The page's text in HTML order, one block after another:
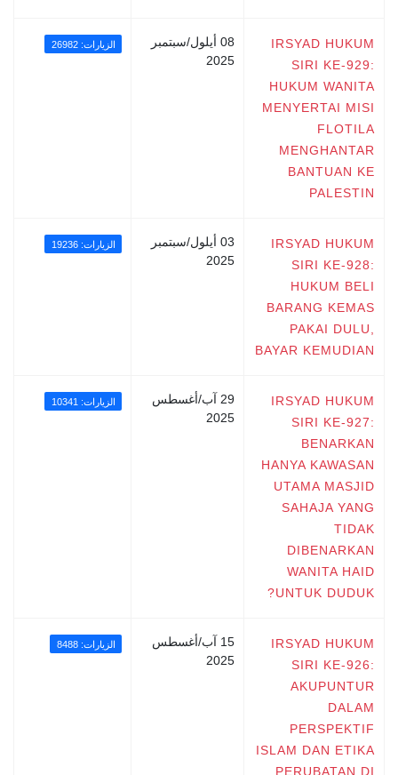
IRSYAD HUKUM
SIRI KE-929:
HUKUM WANITA
MENYERTAI MISI
FLOTILA
MENGHANTAR
BANTUAN KE
PALESTIN
08 أيلول/سبتمبر
2025
الزيارات: 26982
IRSYAD HUKUM
SIRI KE-928:
HUKUM BELI
BARANG KEMAS
PAKAI DULU,
BAYAR KEMUDIAN
03 أيلول/سبتمبر
2025
الزيارات: 19236
IRSYAD HUKUM
SIRI KE-927:
BENARKAN
HANYA KAWASAN
UTAMA MASJID
SAHAJA YANG
TIDAK
DIBENARKAN
WANITA HAID
UNTUK DUDUK?
29 آب/أغسطس
2025
الزيارات: 10341
IRSYAD HUKUM
SIRI KE-926:
AKUPUNTUR
DALAM
PERSPEKTIF
ISLAM DAN ETIKA
PERUBATAN DI
15 آب/أغسطس
2025
الزيارات: 8488